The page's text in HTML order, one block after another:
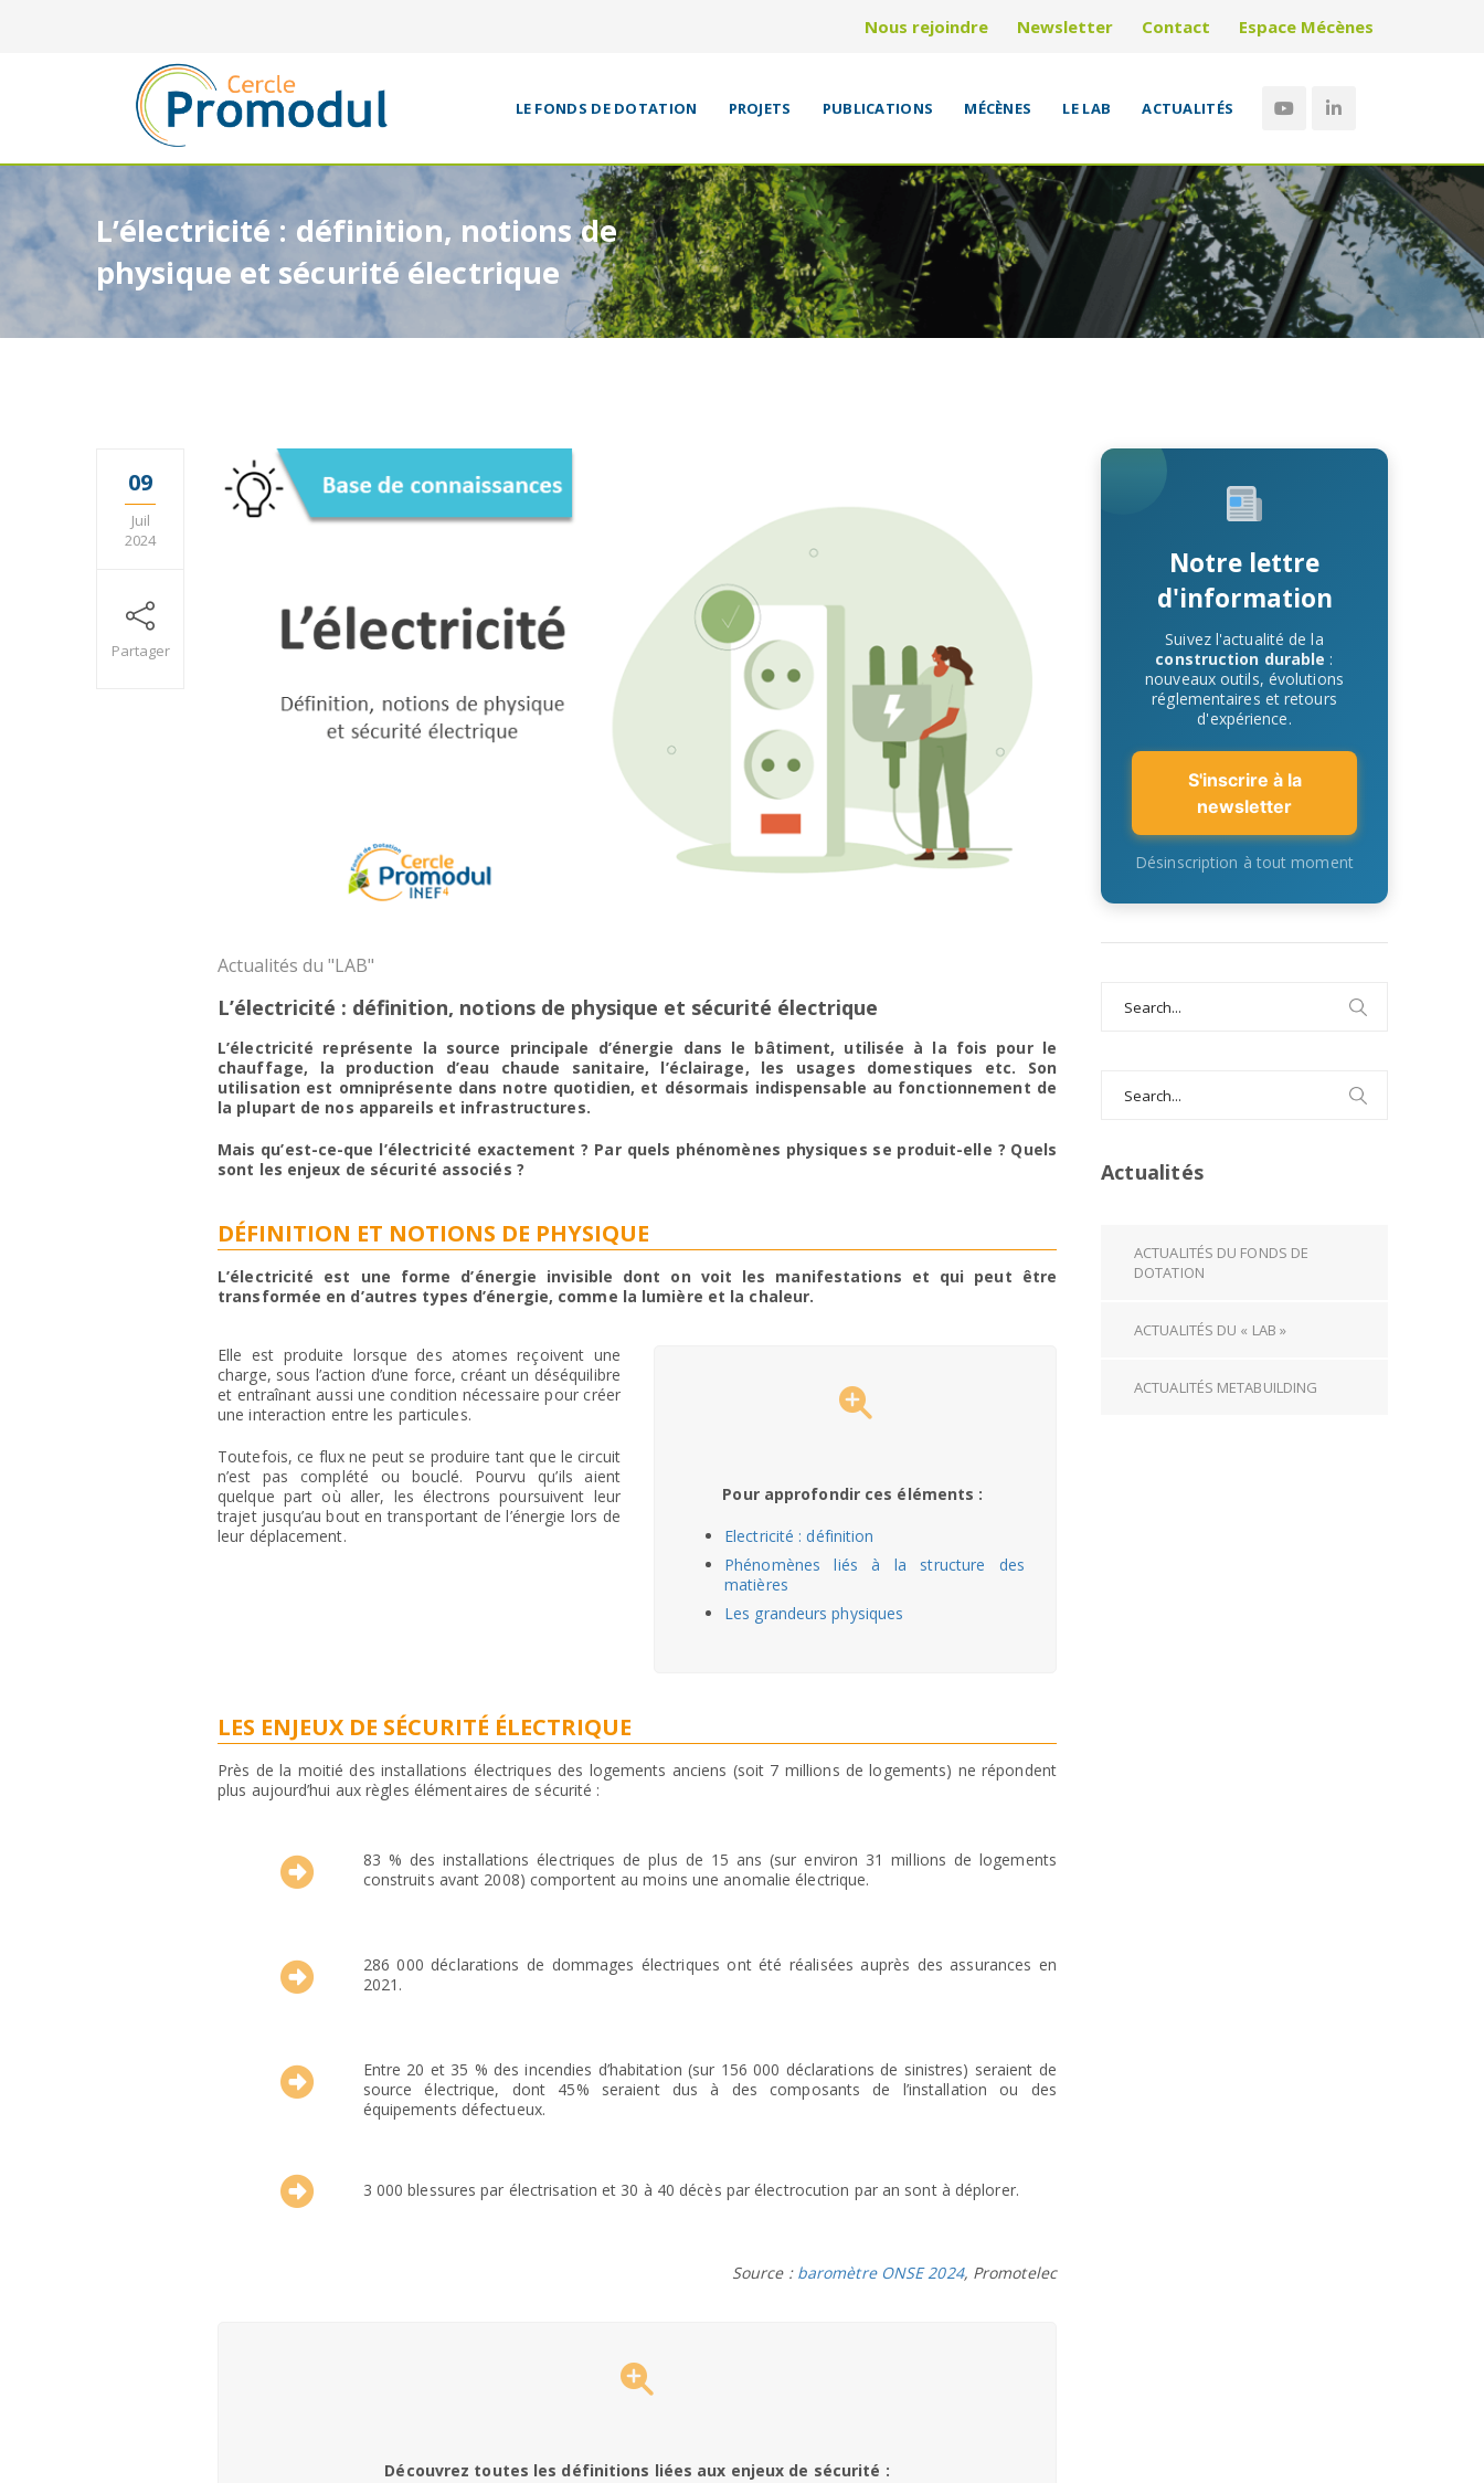
Nous rejoindre Newsletter Contact Espace Mécènes
LE FONDS DE DOTATION PROJETS PUBLICATIONS MÉCÈNES LE LAB ACTUALITÉS
L’électricité : définition, notions de
physique et sécurité électrique
09
Juil
2024
Partager
Actualités du "LAB"
L’électricité : définition, notions de physique et sécurité électrique
L’électricité représente la source principale d’énergie dans le bâtiment, utilisée à la fois pour le
chauffage, la production d’eau chaude sanitaire, l’éclairage, les usages domestiques etc. Son
utilisation est omniprésente dans notre quotidien, et désormais indispensable au fonctionnement de
la plupart de nos appareils et infrastructures.
Mais qu’est-ce-que l’électricité exactement ? Par quels phénomènes physiques se produit-elle ? Quels
sont les enjeux de sécurité associés ?
DÉFINITION ET NOTIONS DE PHYSIQUE
L’électricité est une forme d’énergie invisible dont on voit les manifestations et qui peut être
transformée en d’autres types d’énergie, comme la lumière et la chaleur.
Elle est produite lorsque des atomes reçoivent une
charge, sous l’action d’une force, créant un déséquilibre
et entraînant aussi une condition nécessaire pour créer
une interaction entre les particules.
Toutefois, ce flux ne peut se produire tant que le circuit
n’est pas complété ou bouclé. Pourvu qu’ils aient
quelque part où aller, les électrons poursuivent leur
trajet jusqu’au bout en transportant de l’énergie lors de
leur déplacement.
Pour approfondir ces éléments :
Electricité : définition
Phénomènes liés à la structure des
matières
Les grandeurs physiques
LES ENJEUX DE SÉCURITÉ ÉLECTRIQUE
Près de la moitié des installations électriques des logements anciens (soit 7 millions de logements) ne répondent
plus aujourd’hui aux règles élémentaires de sécurité :
83 % des installations électriques de plus de 15 ans (sur environ 31 millions de logements
construits avant 2008) comportent au moins une anomalie électrique.
286 000 déclarations de dommages électriques ont été réalisées auprès des assurances en
2021.
Entre 20 et 35 % des incendies d’habitation (sur 156 000 déclarations de sinistres) seraient de
source électrique, dont 45% seraient dus à des composants de l’installation ou des
équipements défectueux.
3 000 blessures par électrisation et 30 à 40 décès par électrocution par an sont à déplorer.
Source : baromètre ONSE 2024, Promotelec
Découvrez toutes les définitions liées aux enjeux de sécurité :
Notre lettre
d'information
Suivez l'actualité de la
construction durable :
nouveaux outils, évolutions
réglementaires et retours
d'expérience.
S'inscrire à la
newsletter
Désinscription à tout moment
Actualités
ACTUALITÉS DU FONDS DE
DOTATION
ACTUALITÉS DU « LAB »
ACTUALITÉS METABUILDING